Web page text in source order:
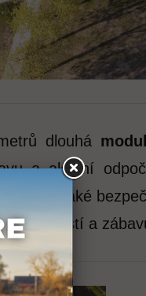
dlouhá
a aktivní
ale také
a